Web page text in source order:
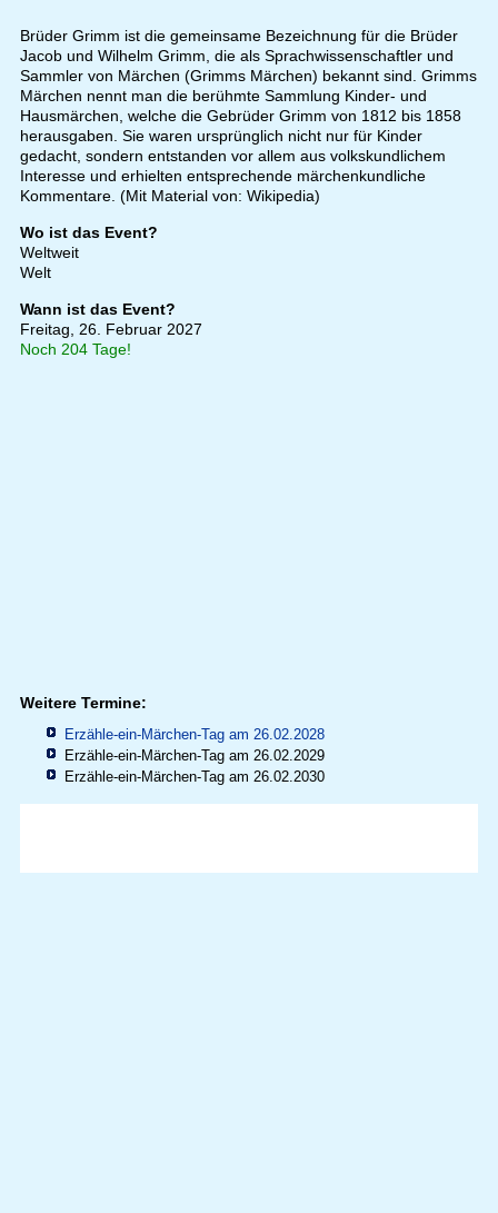
Brüder Grimm ist die gemeinsame Bezeichnung für die Brüder
Jacob und Wilhelm Grimm, die als Sprachwissenschaftler und
Sammler von Märchen (Grimms Märchen) bekannt sind. Grimms
Märchen nennt man die berühmte Sammlung Kinder- und
Hausmärchen, welche die Gebrüder Grimm von 1812 bis 1858
herausgaben. Sie waren ursprünglich nicht nur für Kinder
gedacht, sondern entstanden vor allem aus volkskundlichem
Interesse und erhielten entsprechende märchenkundliche
Kommentare. (Mit Material von: Wikipedia)
Wo ist das Event?
Weltweit
Welt
Wann ist das Event?
Freitag, 26. Februar 2027
Noch 204 Tage!
Weitere Termine:
Erzähle-ein-Märchen-Tag am 26.02.2028
Erzähle-ein-Märchen-Tag am 26.02.2029
Erzähle-ein-Märchen-Tag am 26.02.2030